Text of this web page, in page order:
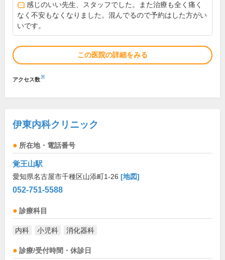
感じのいい先生、スタッフでした。また治療も全く痛く
なく不安もなくなりました。混んでるので予約はした方がい
いです。
この医院の詳細をみる
アクセス数※
伊東内科クリニック
所在地・電話番号
覚王山駅
愛知県名古屋市千種区山添町1-26 [地図]
052-751-5588
診療科目
内科 小児科 消化器科
診療/受付時間・休診日